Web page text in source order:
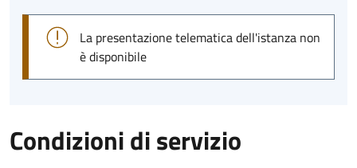
La presentazione telematica dell'istanza non
è disponibile
Condizioni di servizio